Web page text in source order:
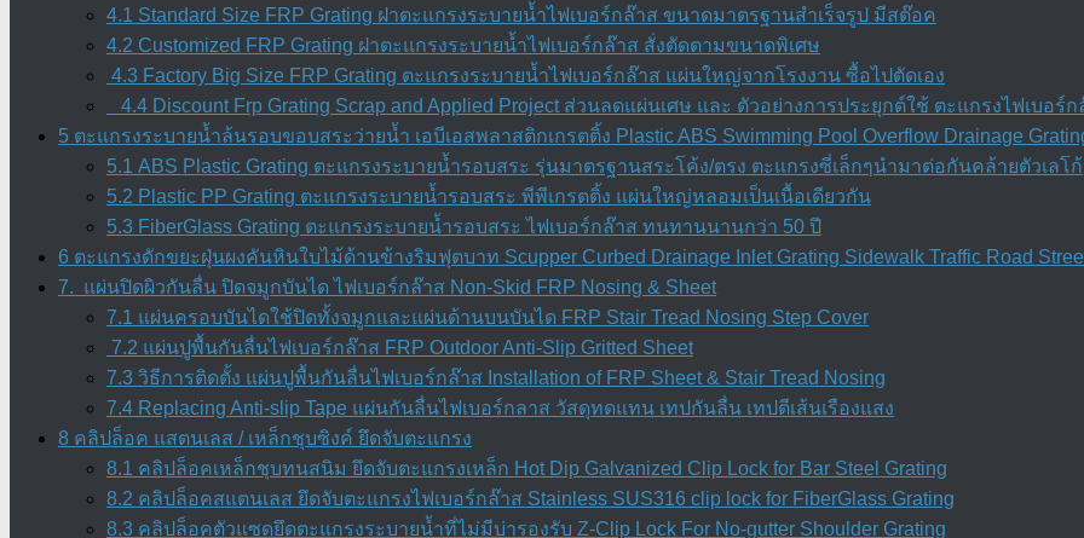
4.1 Standard Size FRP Grating ฝาตะแกรงระบายน้ำไฟเบอร์กล๊าส ขนาดมาตรฐานสำเร็จรูป มีสต๊อค
4.2 Customized FRP Grating ฝาตะแกรงระบายน้ำไฟเบอร์กล๊าส สั่งตัดตามขนาดพิเศษ
4.3 Factory Big Size FRP Grating ตะแกรงระบายน้ำไฟเบอร์กล๊าส แผ่นใหญ่จากโรงงาน ซื้อไปตัดเอง
4.4 Discount Frp Grating Scrap and Applied Project ส่วนลดแผ่นเศษ และ ตัวอย่างการประยุกต์ใช้ ตะแกรงไฟเบอร์ก
5 ตะแกรงระบายน้ำล้นรอบขอบสระว่ายน้ำ เอบีเอสพลาสติกเกรตติ้ง Plastic ABS Swimming Pool Overflow Drainage
5.1 ABS Plastic Grating ตะแกรงระบายน้ำรอบสระ รุ่นมาตรฐานสระโค้ง/ตรง ตะแกรงซี่เล็กๆนำมาต่อกันคล้ายตัวเลโก้
5.2 Plastic PP Grating ตะแกรงระบายน้ำรอบสระ พีพีเกรตติ้ง แผ่นใหญ่หลอมเป็นเนื้อเดียวกัน
5.3 FiberGlass Grating ตะแกรงระบายน้ำรอบสระ ไฟเบอร์กล๊าส ทนทานนานกว่า 50 ปี
6 ตะแกรงดักขยะฝุ่นผงคันหินใบไม้ด้านข้างริมฟุตบาท Scupper Curbed Drainage Inlet Grating Sidewalk Traffic Road
7. แผ่นปิดผิวกันลื่น ปิดจมูกบันได ไฟเบอร์กล๊าส Non-Skid FRP Nosing & Sheet
7.1 แผ่นครอบบันไดใช้ปิดทั้งจมูกและแผ่นด้านบนบันได FRP Stair Tread Nosing Step Cover
7.2 แผ่นปูพื้นกันลื่นไฟเบอร์กล๊าส FRP Outdoor Anti-Slip Gritted Sheet
7.3 วิธีการติดตั้ง แผ่นปูพื้นกันลื่นไฟเบอร์กล๊าส Installation of FRP Sheet & Stair Tread Nosing
7.4 Replacing Anti-slip Tape แผ่นกันลื่นไฟเบอร์กลาส วัสดุทดแทน เทปกันลื่น เทปตีเส้นเรืองแสง
8 คลิปล็อค แสตนเลส / เหล็กชุบซิงค์ ยึดจับตะแกรง
8.1 คลิปล็อคเหล็กชุบทนสนิม ยึดจับตะแกรงเหล็ก Hot Dip Galvanized Clip Lock for Bar Steel Grating
8.2 คลิปล็อคสแตนเลส ยึดจับตะแกรงไฟเบอร์กล๊าส Stainless SUS316 clip lock for FiberGlass Grating
8.3 คลิปล็อคตัวแซดยึดตะแกรงระบายน้ำที่ไม่มีบ่ารองรับ Z-Clip Lock For No-gutter Shoulder Grating